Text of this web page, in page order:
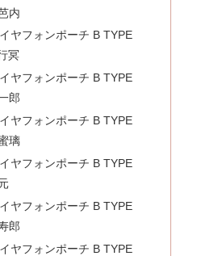
内
ヤフォンポーチ B TYPE
冥
ヤフォンポーチ B TYPE
郎
ヤフォンポーチ B TYPE
璃
ヤフォンポーチ B TYPE
ヤフォンポーチ B TYPE
郎
ヤフォンポーチ B TYPE